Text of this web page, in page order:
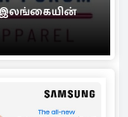
இலங்கையின்